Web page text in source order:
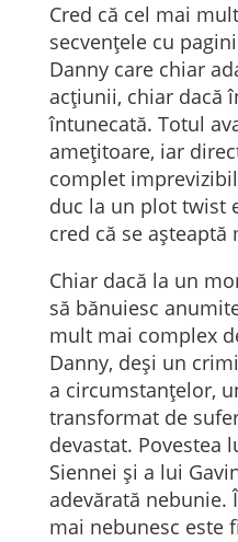
Cred că cel mai
secvențele cu
Danny care chiar
acțiunii, chiar dacă
întunecată. Totul
amețitoare, iar
complet
duc la un plot twist
cred că se
Chiar dacă la un
să bănuiesc
mult mai complex
Danny, deși un
a circumstanțelor,
transformat de
devastat. Povestea
Siennei și a lui
adevărată nebunie.
mai nebunesc este